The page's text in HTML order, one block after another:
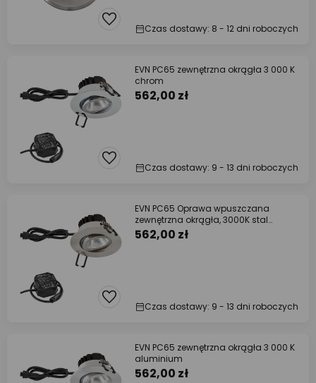
Czas dostawy: 8 - 12 dni roboczych
EVN PC65 zewnętrzna okrągła 3 000 K
chrom
562,00 zł
Czas dostawy: 9 - 13 dni roboczych
EVN PC65 Oprawa wpuszczana
zewnętrzna okrągła, 3000K stal
szlachetna
562,00 zł
Czas dostawy: 9 - 13 dni roboczych
EVN PC65 zewnętrzna okrągła 3 000 K
aluminium
562,00 zł